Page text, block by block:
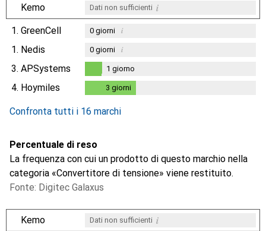
Kemo Dati non sufficienti i
1. GreenCell 0giorni i
1. Nedis 0giorni i
3. APSystems
giorno
1 giorno
4. Hoymiles 3 giorni
Confronta tutti i 16 marchi
Percentuale di reso
La frequenza con cui un prodotto di questo marchio nella
categoria «Convertitore di tensione» viene restituito.
Fonte: Digitec Galaxus
Kemo Dati non sufficienti i